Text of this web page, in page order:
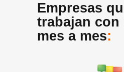
Empresas
trabajan
mes a mes: